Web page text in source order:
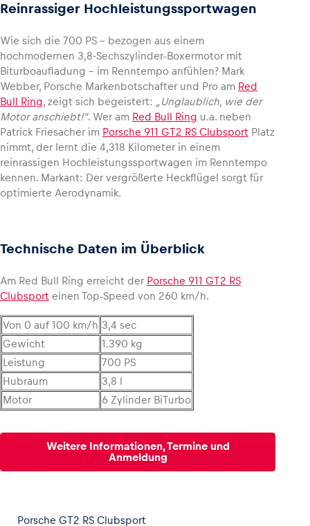
Reinrassiger Hochleistungssportwagen
Wie sich die 700 PS – bezogen aus einem
hochmodernen 3,8-Sechszylinder-Boxermotor mit
Biturboaufladung – im Renntempo anfühlen? Mark
Webber, Porsche Markenbotschafter und Pro am Red
Bull Ring, zeigt sich begeistert: „Unglaublich, wie der
Motor anschiebt!“. Wer am Red Bull Ring u.a. neben
Patrick Friesacher im Porsche 911 GT2 RS Clubsport Platz
nimmt, der lernt die 4,318 Kilometer in einem
reinrassigen Hochleistungssportwagen im Renntempo
kennen. Markant: Der vergrößerte Heckflügel sorgt für
optimierte Aerodynamik.
Technische Daten im Überblick
Am Red Bull Ring erreicht der Porsche 911 GT2 RS
Clubsport einen Top-Speed von 260 km/h.
Von 0 auf 100 km/h 3,4 sec
Gewicht
1.390 kg
Leistung
700 PS
Hubraum
3,8 l
Motor
6 Zylinder BiTurbo
Weitere Informationen, Termine und
Anmeldung
Porsche GT2 RS Clubsport